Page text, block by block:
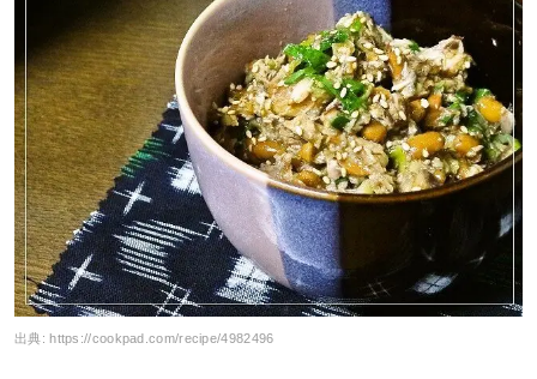
出典: https://cookpad.com/recipe/4982496